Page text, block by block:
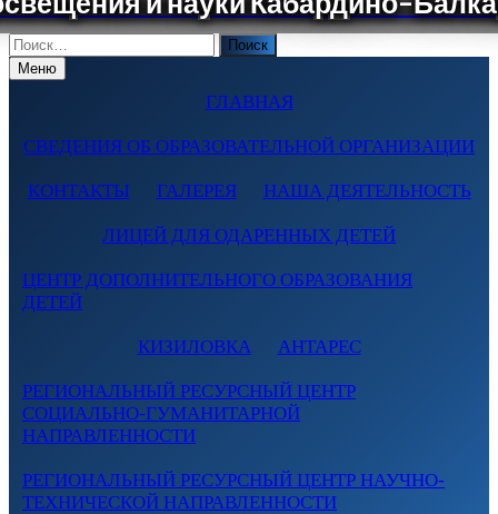
Поиск
по:Меню
ГЛАВНАЯ
СВЕДЕНИЯ ОБ ОБРАЗОВАТЕЛЬНОЙ ОРГАНИЗАЦИИ
КОНТАКТЫ ГАЛЕРЕЯ НАША ДЕЯТЕЛЬНОСТЬ
ЛИЦЕЙ ДЛЯ ОДАРЕННЫХ ДЕТЕЙ
ЦЕНТР ДОПОЛНИТЕЛЬНОГО ОБРАЗОВАНИЯ
ДЕТЕЙ
КИЗИЛОВКА АНТАРЕС
РЕГИОНАЛЬНЫЙ РЕСУРСНЫЙ ЦЕНТР
СОЦИАЛЬНО-ГУМАНИТАРНОЙ
НАПРАВЛЕННОСТИ
РЕГИОНАЛЬНЫЙ РЕСУРСНЫЙ ЦЕНТР НАУЧНО-
ТЕХНИЧЕСКОЙ НАПРАВЛЕННОСТИ